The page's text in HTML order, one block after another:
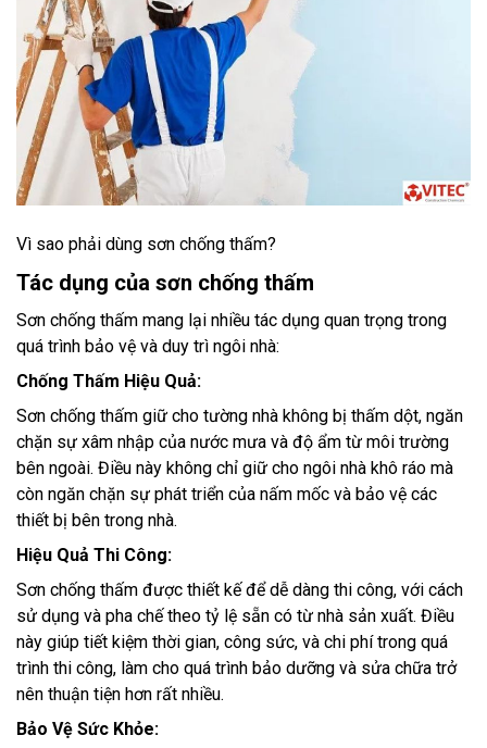
Vì sao phải dùng sơn chống thấm?
Tác dụng của sơn chống thấm
Sơn chống thấm mang lại nhiều tác dụng quan trọng trong
quá trình bảo vệ và duy trì ngôi nhà:
Chống Thấm Hiệu Quả:
Sơn chống thấm giữ cho tường nhà không bị thấm dột, ngăn
chặn sự xâm nhập của nước mưa và độ ẩm từ môi trường
bên ngoài. Điều này không chỉ giữ cho ngôi nhà khô ráo mà
còn ngăn chặn sự phát triển của nấm mốc và bảo vệ các
thiết bị bên trong nhà.
Hiệu Quả Thi Công:
Sơn chống thấm được thiết kế để dễ dàng thi công, với cách
sử dụng và pha chế theo tỷ lệ sẵn có từ nhà sản xuất. Điều
này giúp tiết kiệm thời gian, công sức, và chi phí trong quá
trình thi công, làm cho quá trình bảo dưỡng và sửa chữa trở
nên thuận tiện hơn rất nhiều.
Bảo Vệ Sức Khỏe: